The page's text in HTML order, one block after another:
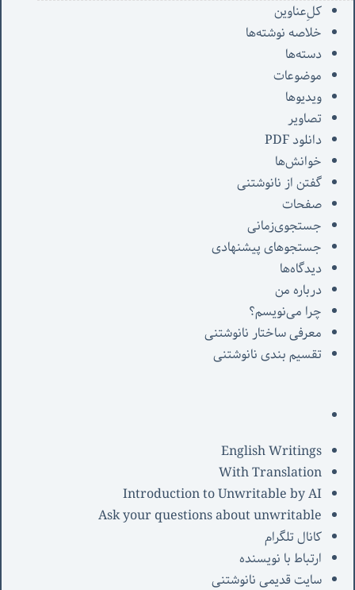
کل‌ِعناوین
خلاصه نوشته‌ها
دسته‌ها
موضوعات
ویدیوها
تصاویر
دانلود PDF
خوانش‌ها
گفتن از نانوشتنی
صفحات
جستجوی‌زمانی
جستجوهای پیشنهادی
دیدگاه‌ها
درباره من
چرا می‌نویسم؟
معرفی‌ ساختار نانوشتنی
تقسیم بندی نانوشتنی
English Writings
With Translation
Introduction to Unwritable by AI
Ask your questions about unwritable
کانال تلگرام
ارتباط با نویسنده
سایت قدیمی نانوشتنی